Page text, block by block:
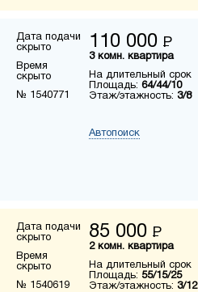
Дата подачи
скрыто
Время
скрыто
№ 1540771
110 000 Р
3 комн. квартира
На длительный срок
Площадь: 64/44/10
Этаж/этажность: 3/8
Автопоиск
Дата подачи
скрыто
Время
скрыто
№ 1540619
85 000 Р
2 комн. квартира
На длительный срок
Площадь: 55/15/25
Этаж/этажность: 3/12